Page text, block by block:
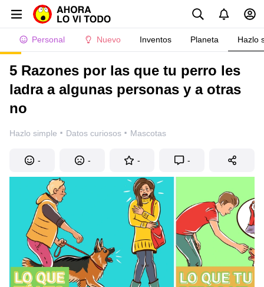
Personal Nuevo Inventos Planeta Hazlo
5 Razones por las que tu perro les
ladra a algunas personas y a otras
no
Hazlo simple · Datos curiosos · Mascotas
- - - -